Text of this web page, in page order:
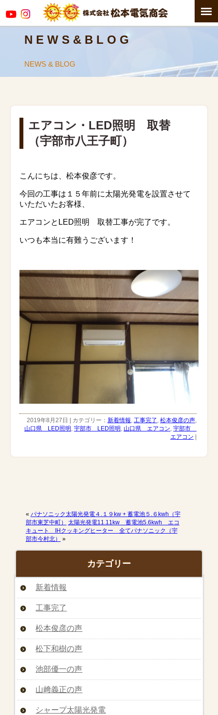
N E W S & B L O G
NEWS & BLOG
エアコン・LED照明 取替
（宇部市八王子町）
こんにちは、松本俊彦です。
今回の工事は１５年前に太陽光発電を設置させて
いただいたお客様、
エアコンとLED照明 取替工事が完了です。
いつも本当に有難うございます！
2019年8月27日 | カテゴリー： 新着情報, 工事完了 , 松本俊彦の声,
山口県 LED照明 , 宇部市 LED照明 , 山口県 エアコン, 宇部市
エアコン
« パナソニック太陽光発電４.１９kw + 蓄電池５.６kwh（宇
部市東芝中町）
太陽光発電11.11kw 蓄電池5.6kwh エコ
キュート IHクッキングヒーター 全てパナソニック（宇
部市今村北）
»
カテゴリー
新着情報
工事完了
松本俊彦の声
松下和樹の声
池部優一の声
山﨑義正の声
シャープ太陽光発電